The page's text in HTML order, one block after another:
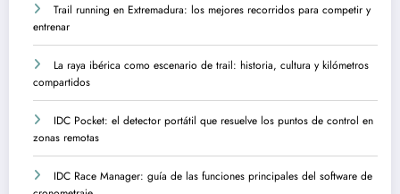
Trail running en Extremadura: los mejores recorridos para competir y
entrenar
La raya ibérica como escenario de trail: historia, cultura y kilómetros
compartidos
IDC Pocket: el detector portátil que resuelve los puntos de control en
zonas remotas
IDC Race Manager: guía de las funciones principales del software de